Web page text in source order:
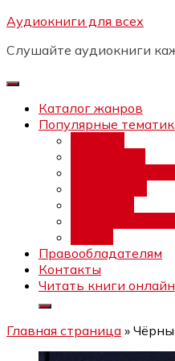
Перейти
содержимому
Аудиокниги для всех
Слушайте аудиокниги
Каталог жанров
Популярные
Правообладателям
Контакты
Читать книги онлайн
Главная страница »